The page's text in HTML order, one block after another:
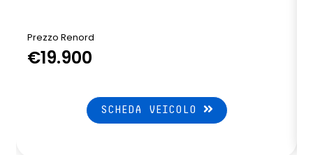
Prezzo Renord
€19.900
SCHEDA VEICOLO